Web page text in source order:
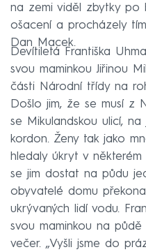
na zemi viděl zbytky po
ošacení a procházely
Dan Macek.
Devítiletá Františka
svou maminkou Jiřinou
části Národní třídy na
Došlo jim, že se musí z
se Mikulandskou ulicí,
kordon. Ženy tak jako
hledaly úkryt v
se jim dostat na půdu
obyvatelé domu
ukrývaných lidí vodu.
svou maminkou na
večer. „Vyšli jsme do